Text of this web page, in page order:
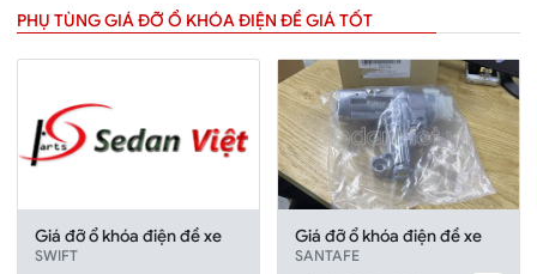
PHỤ TÙNG GIÁ ĐỠ Ổ KHÓA ĐIỆN ĐỀ GIÁ TỐT
Giá đỡ ổ khóa điện đề xe
SWIFT
Giá đỡ ổ khóa điện đề xe
SANTAFE